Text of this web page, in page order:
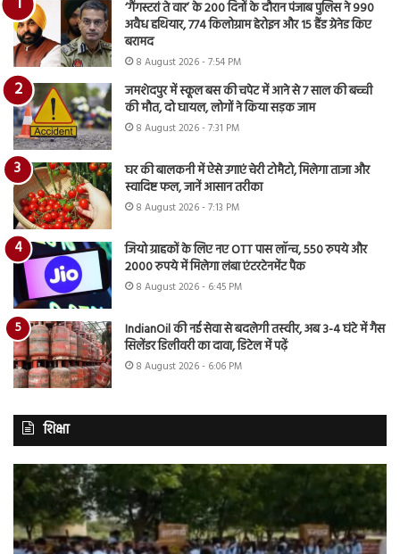
‘गैंगस्टरां ते वार’ के 200 दिनों के दौरान पंजाब पुलिस ने 990
अवैध हथियार, 774 किलोग्राम हेरोइन और 15 हैंड ग्रेनेड किए
बरामद
8 August 2026 - 7:54 PM
जमशेदपुर में स्कूल बस की चपेट में आने से 7 साल की बच्ची
की मौत, दो घायल, लोगों ने किया सड़क जाम
8 August 2026 - 7:31 PM
घर की बालकनी में ऐसे उगाएं चेरी टोमैटो, मिलेगा ताजा और
स्वादिष्ट फल, जानें आसान तरीका
8 August 2026 - 7:13 PM
जियो ग्राहकों के लिए नए OTT पास लॉन्च, 550 रुपये और
2000 रुपये में मिलेगा लंबा एंटरटेनमेंट पैक
8 August 2026 - 6:45 PM
IndianOil की नई सेवा से बदलेगी तस्वीर, अब 3-4 घंटे में गैस
सिलेंडर डिलीवरी का दावा, डिटेल में पढ़ें
8 August 2026 - 6:06 PM
शिक्षा